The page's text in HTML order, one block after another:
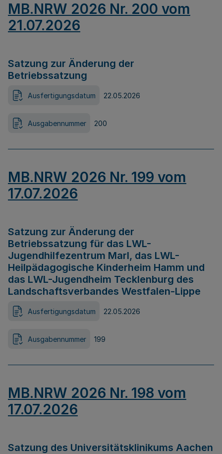
MB.NRW 2026 Nr. 200 vom
21.07.2026
Satzung zur Änderung der
Betriebssatzung
Ausfertigungsdatum 22.05.2026
Ausgabennummer 200
MB.NRW 2026 Nr. 199 vom
17.07.2026
Satzung zur Änderung der
Betriebssatzung für das LWL-
Jugendhilfezentrum Marl, das LWL-
Heilpädagogische Kinderheim Hamm und
das LWL-Jugendheim Tecklenburg des
Landschaftsverbandes Westfalen-Lippe
Ausfertigungsdatum 22.05.2026
Ausgabennummer 199
MB.NRW 2026 Nr. 198 vom
17.07.2026
Satzung des Universitätsklinikums Aachen